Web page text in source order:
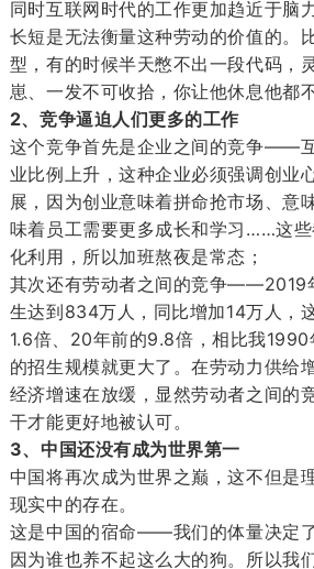
同时互联网时代的工作更加趋近于脑
长短是无法衡量这种劳动的价值的。
型，有的时候半天憋不出一段代码，
崽、一发不可收拾，你让他休息他都不
2、竞争逼迫人们更多的工作
这个竞争首先是企业之间的竞争——
业比例上升，这种企业必须强调创业
展，因为创业意味着拼命抢市场、意
味着员工需要更多成长和学习……这
化利用，所以加班熬夜是常态；
其次还有劳动者之间的竞争——2019
生达到834万人，同比增加14万人，
1.6倍、20年前的9.8倍，相比我
的招生规模就更大了。在劳动力供给
经济增速在放缓，显然劳动者之间的
干才能更好地被认可。
3、中国还没有成为世界第一
中国将再次成为世界之巅，这不但是
现实中的存在。
这是中国的宿命——我们的体量决定了
因为谁也养不起这么大的狗。所以我